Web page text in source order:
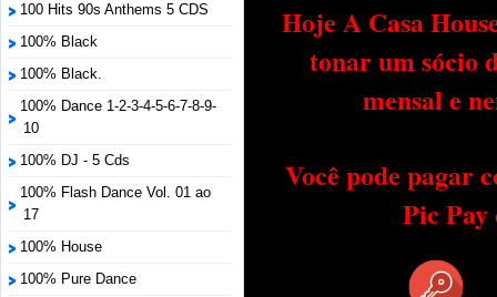
100 Hits 90s Anthems 5 CDS
100% Black
100% Black.
100% Dance 1-2-3-4-5-6-7-8-9-
10
100% DJ - 5 Cds
100% Flash Dance Vol. 01 ao
17
100% House
100% Pure Dance
Hoje A Casa
tonar um sócio
mensal e
Você pode pagar
Pic